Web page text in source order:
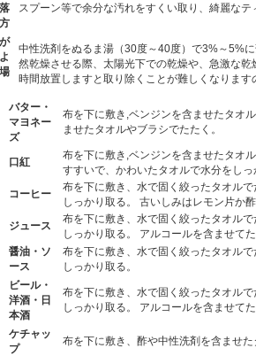
スプーン等で余分な汚れをすくい取り、綺麗な
中性洗剤をぬるま湯（30度～40度）で3%～5%
然乾燥させる際、太陽光下での乾燥や、急激な
時間放置しますと取り除くことが難しくなりま
バター・
マヨネー
ズ
布を下に敷き,ベンジンを含ませたタオ
ませたタオルやブラシでたたく。
口紅
布を下に敷き,ベンジンを含ませたタオ
すすいで、かわいたタオルで水分をし
コーヒー
布を下に敷き、水で固く絞ったタオル
しっかり取る。 古いしみはレモン片か
ジュース
布を下に敷き、水で固く絞ったタオル
しっかり取る。 アルコールを含ませて
醤油・ソ
ース
布を下に敷き、水で固く絞ったタオル
しっかり取る。
ビール・
洋酒・日
本酒
布を下に敷き、水で固く絞ったタオル
しっかり取る。 アルコールを含ませて
ケチャッ
プ
布を下に敷き、酢や中性洗剤を含ませ